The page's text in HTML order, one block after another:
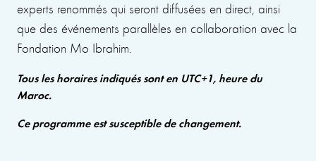
experts renommés qui seront diffusées en direct, ainsi
que des événements parallèles en collaboration avec la
Fondation Mo Ibrahim.
Tous les horaires indiqués sont en UTC+1, heure du
Maroc.
Ce programme est susceptible de changement.